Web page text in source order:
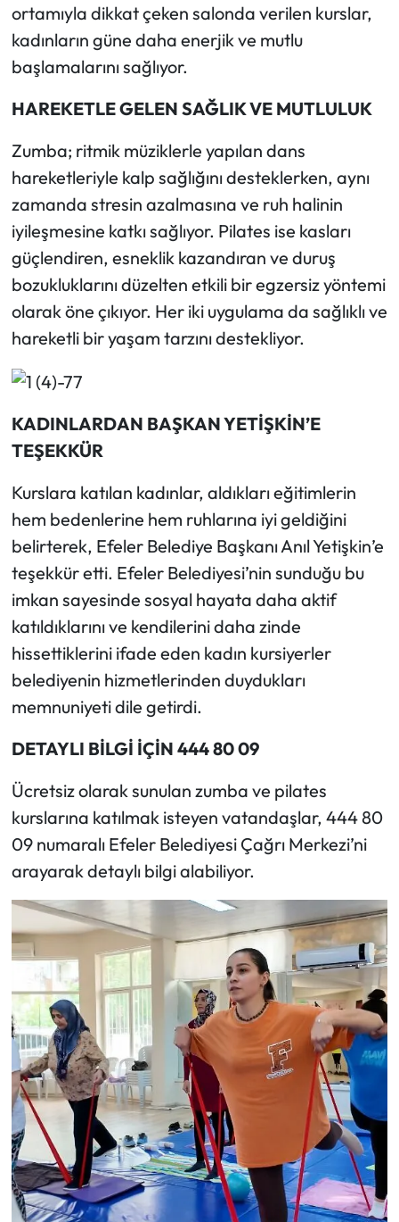
ortamıyla dikkat çeken salonda verilen kurslar,
kadınların güne daha enerjik ve mutlu
başlamalarını sağlıyor.
HAREKETLE GELEN SAĞLIK VE MUTLULUK
Zumba; ritmik müziklerle yapılan dans
hareketleriyle kalp sağlığını desteklerken, aynı
zamanda stresin azalmasına ve ruh halinin
iyileşmesine katkı sağlıyor. Pilates ise kasları
güçlendiren, esneklik kazandıran ve duruş
bozukluklarını düzelten etkili bir egzersiz yöntemi
olarak öne çıkıyor. Her iki uygulama da sağlıklı ve
hareketli bir yaşam tarzını destekliyor.
KADINLARDAN BAŞKAN YETİŞKİN’E
TEŞEKKÜR
Kurslara katılan kadınlar, aldıkları eğitimlerin
hem bedenlerine hem ruhlarına iyi geldiğini
belirterek, Efeler Belediye Başkanı Anıl Yetişkin’e
teşekkür etti. Efeler Belediyesi’nin sunduğu bu
imkan sayesinde sosyal hayata daha aktif
katıldıklarını ve kendilerini daha zinde
hissettiklerini ifade eden kadın kursiyerler
belediyenin hizmetlerinden duydukları
memnuniyeti dile getirdi.
DETAYLI BİLGİ İÇİN 444 80 09
Ücretsiz olarak sunulan zumba ve pilates
kurslarına katılmak isteyen vatandaşlar, 444 80
09 numaralı Efeler Belediyesi Çağrı Merkezi’ni
arayarak detaylı bilgi alabiliyor.